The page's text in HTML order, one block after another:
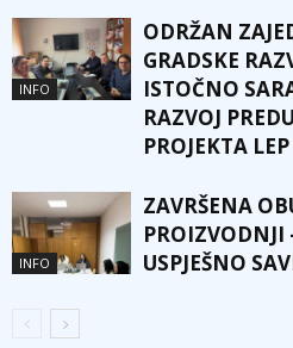
INFO
ODRŽAN
GRADSKE
ISTOČNO
RAZVOJ
PROJEKTA
INFO
ZAVRŠENA
PROIZVODNJI
USPJEŠNO